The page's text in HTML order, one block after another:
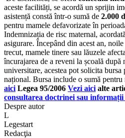
aceste facilități, se acordă un sprijin
asistență constă într-o sumă de 2.000
pentru mamele defavorizate în
Indemnizația de risc maternal,
asigurare. Începând din acest an,
trecut, mamele tinere sau lăuzele
încurajarea de a reveni la școală
universitare, acestea pot solicita bursa
național. Bursa include o sumă
aici Legea 95/2006 Vezi aici alte
consultarea doctrinei sau
Despre autor
L
Legestart
Redacţia